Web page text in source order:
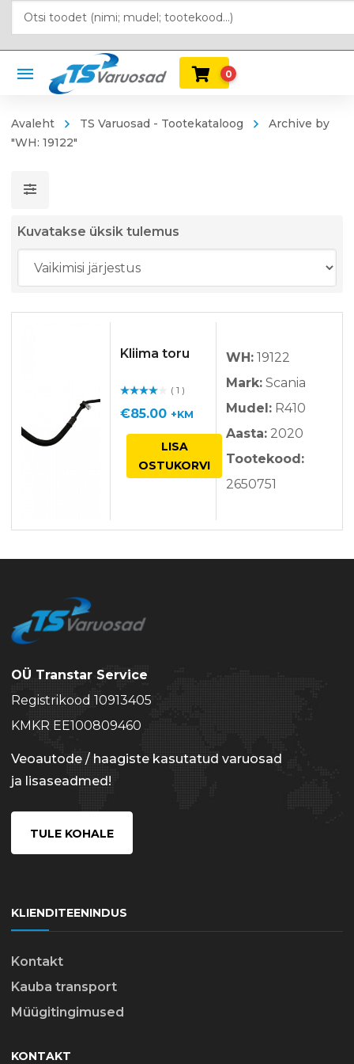
0
Avaleht TS Varuosad - Tootekataloog
Archive by
"WH: 19122"
Kuvatakse üksik tulemus
Kliima toru
guga / 5
( 1 )
€85.00 +KM
LISA
OSTUKORVI
WH: 19122
Mark: Scania
Mudel: R410
Aasta: 2020
Tootekood:
2650751
OÜ Transtar Service
Registrikood 10913405
KMKR EE100809460
Veoautode / haagiste kasutatud varuosad
ja lisaseadmed!
TULE KOHALE
KLIENDITEENINDUS
Kontakt
Kauba transport
Müügitingimused
KONTAKT